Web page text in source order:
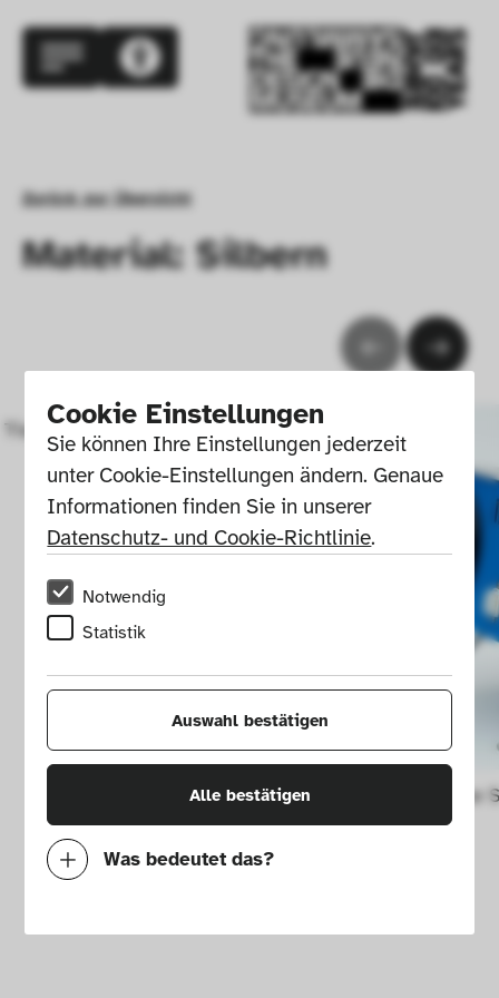
Cookie Einstellungen
Sie können Ihre Einstellungen jederzeit
unter Cookie-Einstellungen ändern. Genaue
Informationen finden Sie in unserer
Datenschutz- und Cookie-Richtlinie.
Notwendig
Statistik
Auswahl bestätigen
Alle bestätigen
Was bedeutet das?
Mit diesen Cookies können wir durch
Zurück zur Übersicht
Material: Silbern
Tischventilator QL IV
Quarzlampe